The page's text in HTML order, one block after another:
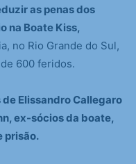
as penas dos
na Boate Kiss,
no Rio Grande do Sul,
600 feridos.
Elissandro Callegaro
ex-sócios da boate,
prisão.